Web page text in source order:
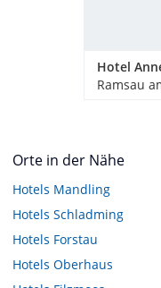
Hotel
Ramsau
Orte in der Nähe
Hotels Mandling
Hotels Schladming
Hotels Forstau
Hotels Oberhaus